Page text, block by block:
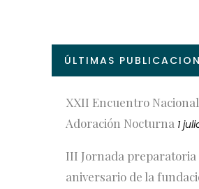
ÚLTIMAS
XXII Encuentro
Adoración Nocturna 1
III Jornada preparatoria
aniversario de la